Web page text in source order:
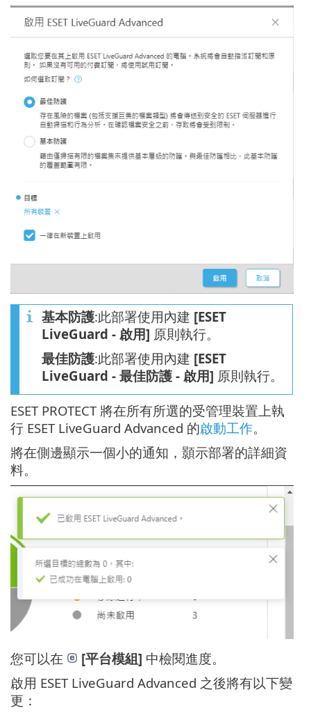
基本防護:此部署使用內建 [ESET
LiveGuard - 啟用] 原則執行。
最佳防護:此部署使用內建 [ESET
LiveGuard - 最佳防護 - 啟用] 原則執行。
ESET PROTECT 將在所有所選的受管理裝置上執
行 ESET LiveGuard Advanced 的啟動工作。
將在側邊顯示一個小的通知，顥示部署的詳細資
料。
您可以在 [平台模組] 中檢閱進度。
啟用 ESET LiveGuard Advanced 之後將有以下變
更：